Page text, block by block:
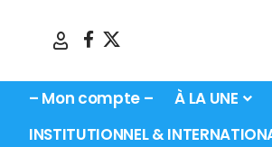
– Mon compte – À LA UNE
INSTITUTIONNEL &